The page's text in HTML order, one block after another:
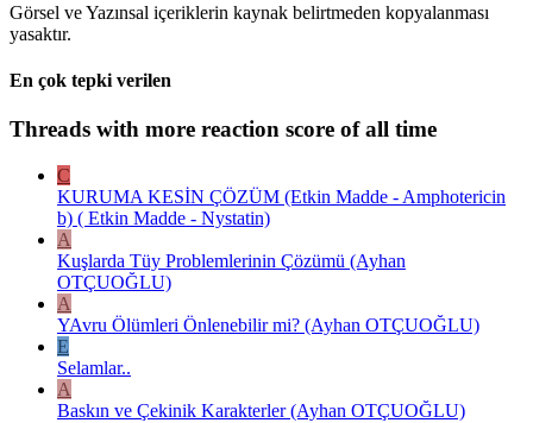
Görsel ve Yazınsal içeriklerin kaynak belirtmeden kopyalanması
yasaktır.
En çok tepki verilen
Threads with more reaction score of all time
C
KURUMA KESİN ÇÖZÜM (Etkin Madde - Amphotericin
b) ( Etkin Madde - Nystatin)
A
Kuşlarda Tüy Problemlerinin Çözümü (Ayhan
OTÇUOĞLU)
A
YAvru Ölümleri Önlenebilir mi? (Ayhan OTÇUOĞLU)
E
Selamlar..
A
Baskın ve Çekinik Karakterler (Ayhan OTÇUOĞLU)